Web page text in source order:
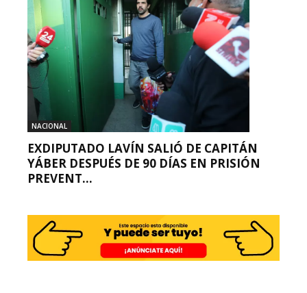
NACIONAL
EXDIPUTADO LAVÍN SALIÓ DE CAPITÁN
YÁBER DESPUÉS DE 90 DÍAS EN PRISIÓN
PREVENT...